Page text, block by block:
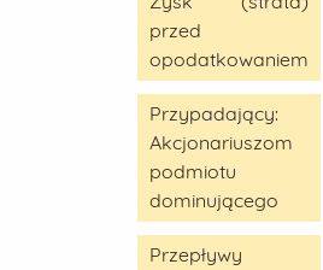
przed
opodatkowaniem
Przypadający:
Akcjonariuszom
podmiotu
dominującego
Przepływy